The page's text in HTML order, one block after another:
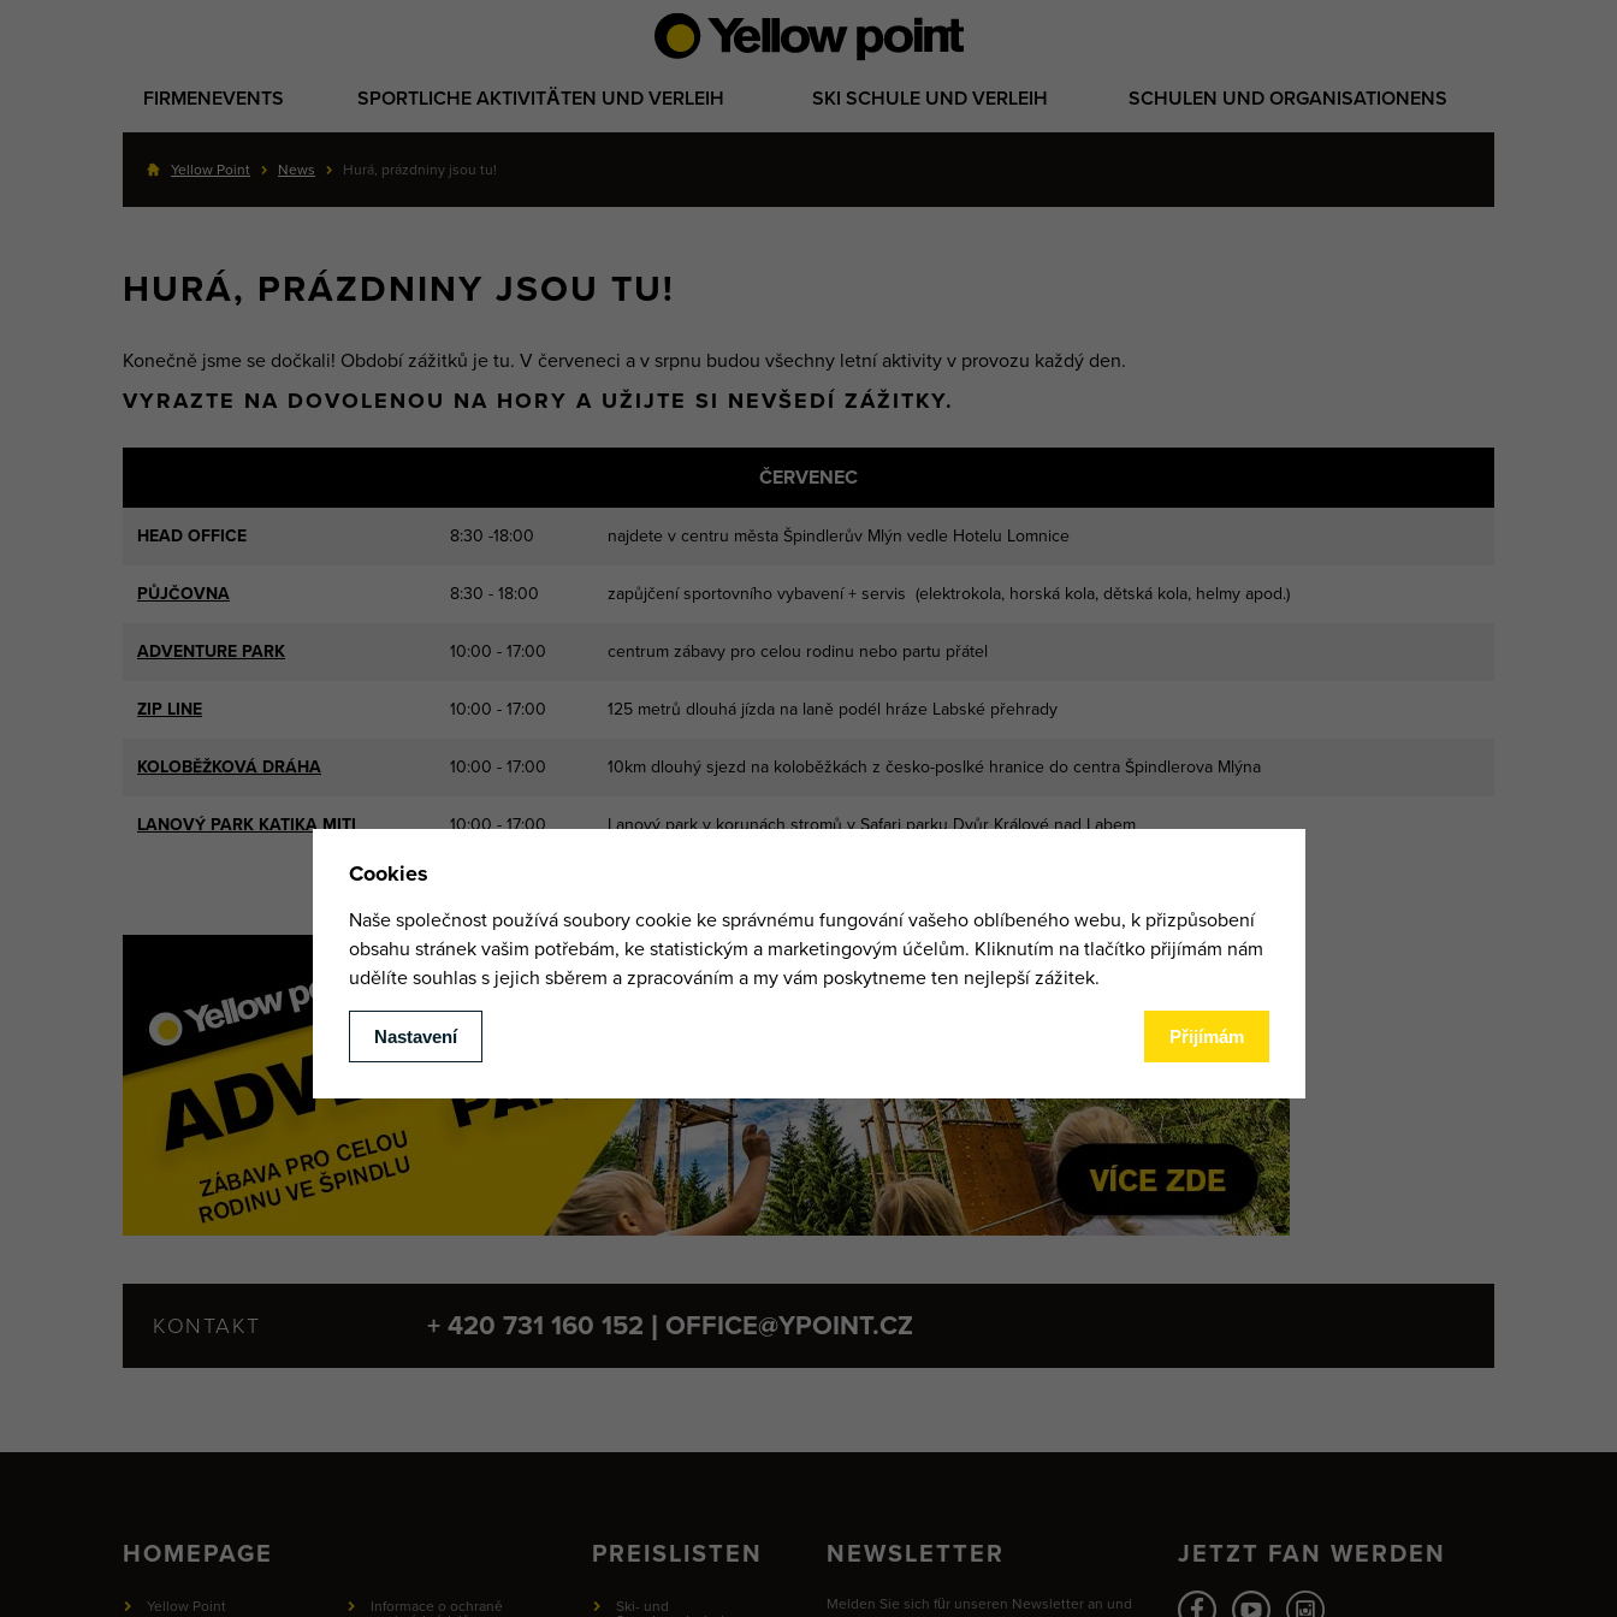
FIRMENEVENTS SPORTLICHE AKTIVITÄTEN UND VERLEIH SKI SCHULE UND VERLEIH SCHULEN UND ORGANISATIONENS
Yellow Point News Hurá, prázdniny jsou tu!
HURÁ, PRÁZDNINY JSOU TU!
Konečně jsme se dočkali! Období zážitků je tu. V červeneci a v srpnu budou všechny letní aktivity v provozu každý den.
VYRAZTE NA DOVOLENOU NA HORY A UŽIJTE SI NEVŠEDÍ ZÁŽITKY.
ČERVENEC
HEAD OFFICE 8:30 -18:00 najdete v centru města Špindlerův Mlýn vedle Hotelu Lomnice
PŮJČOVNA 8:30 - 18:00 zapůjčení sportovního vybavení + servis (elektrokola, horská kola, dětská kola, helmy apod.)
ADVENTURE PARK 10:00 - 17:00 centrum zábavy pro celou rodinu nebo partu přátel
ZIP LINE 10:00 - 17:00 125 metrů dlouhá jízda na laně podél hráze Labské přehrady
KOLOBĚŽKOVÁ DRÁHA 10:00 - 17:00 10km dlouhý sjezd na koloběžkách z česko-poslké hranice do centra Špindlerova Mlýna
LANOVÝ PARK KATIKA MITI 10:00 - 17:00 Lanový park v korunách stromů v Safari parku Dvůr Králové nad Labem
KONTAKT + 420 731 160 152 | OFFICE@YPOINT.CZ
HOMEPAGE
Yellow Point
Informace o ochraně
PREISLISTEN
Ski- und
NEWSLETTER
Melden Sie sich für unseren Newsletter an und
JETZT FAN WERDEN